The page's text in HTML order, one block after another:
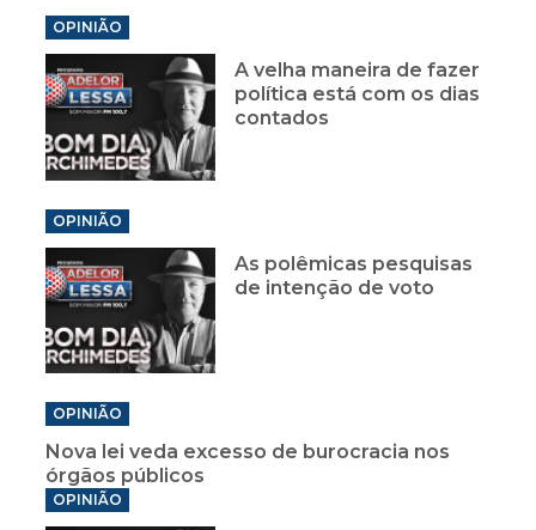
OPINIÃO
A velha maneira de fazer
política está com os dias
contados
OPINIÃO
As polêmicas pesquisas
de intenção de voto
OPINIÃO
Nova lei veda excesso de burocracia nos
órgãos públicos
OPINIÃO